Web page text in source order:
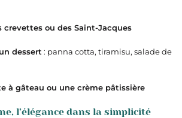
crevettes ou des Saint-Jacques
dessert : panna cotta, tiramisu, salade de
à gâteau ou une crème pâtissière
l’élégance dans la simplicité